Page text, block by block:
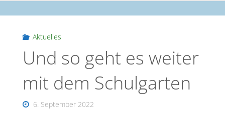
Aktuelles
Und so geht es weiter
mit dem Schulgarten
6. September 2022